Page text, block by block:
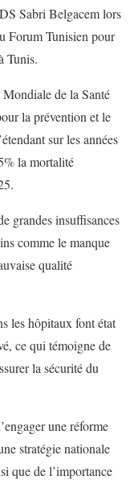
Sabri Belgacem lors
Forum Tunisien pour
Tunis.
de la Santé
la prévention et le
sur les années
la mortalité
grandes insuffisances
comme le manque
qualité
les hôpitaux font état
ce qui témoigne de
la sécurité du
une réforme
stratégie nationale
que de l’importance